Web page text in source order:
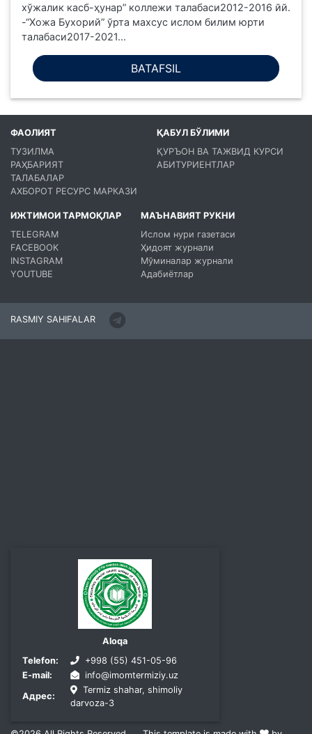
хўжалик касб-ҳунар” коллежи талабаси2012-2016 йй.
-“Хожа Бухорий” ўрта махсус ислом билим юрти
талабаси2017-2021...
BATAFSIL
ФАОЛИЯТ
ТУЗИЛМА
РАҲБАРИЯТ
ТАЛАБАЛАР
АХБОРОТ РЕСУРС МАРКАЗИ
ҚАБУЛ БЎЛИМИ
ҚУРЪОН ВА ТАЖВИД КУРСИ
АБИТУРИЕНТЛАР
ИЖТИМОИ ТАРМОҚЛАР
TELEGRAM
FACEBOOK
INSTAGRAM
YOUTUBE
МАЪНАВИЯТ РУКНИ
Ислом нури газетаси
Ҳидоят журнали
Мўминалар журнали
Адабиётлар
RASMIY SAHIFALAR
Aloqa
Telefon:
+998 (55) 451-05-96
E-mail:
info@imomtermiziy.uz
Адрес:
Termiz shahar, shimoliy
darvoza-3